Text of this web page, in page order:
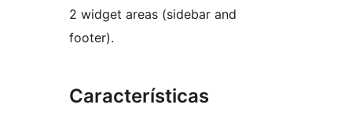
2 widget areas (sidebar and
footer).
Características